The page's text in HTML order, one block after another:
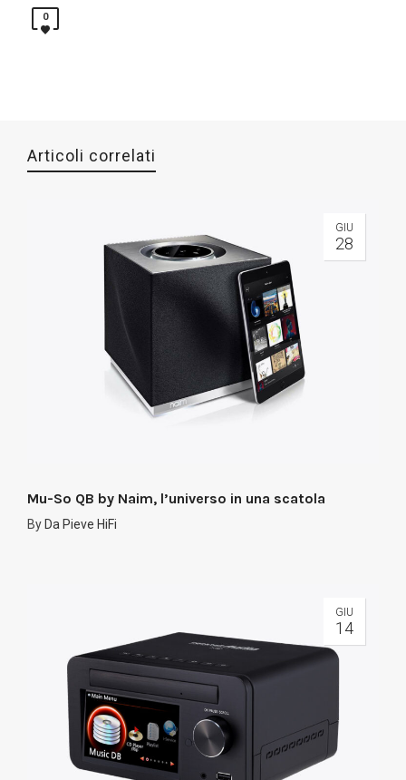
0
Articoli correlati
GIU
28
Mu-So QB by Naim, l’universo in una scatola
By Da Pieve HiFi
GIU
14